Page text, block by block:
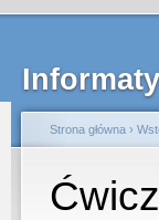
Strona główna ›